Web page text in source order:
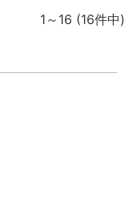
1～16 (16件中)